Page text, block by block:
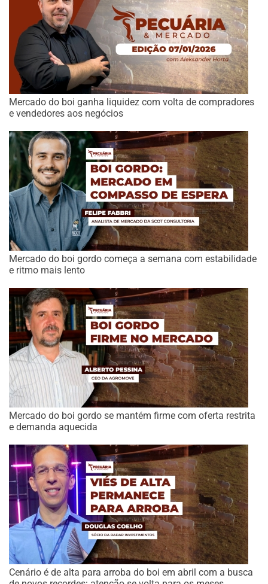
Mercado do boi ganha liquidez com volta de compradores
e vendedores aos negócios
Mercado do boi gordo começa a semana com estabilidade
e ritmo mais lento
Mercado do boi gordo se mantém firme com oferta restrita
e demanda aquecida
Cenário é de alta para arroba do boi em abril com a busca